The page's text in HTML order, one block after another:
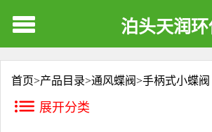
泊头天润
首页>产品目录>通风蝶阀>手柄式小蝶阀
展开分类